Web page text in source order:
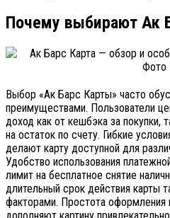
Почему выбирают Ак
Выбор «Ак Барс Карты» часто
преимуществами. Пользователи
доход как от кешбэка за покупки,
на остаток по счету. Гибкие
делают карту доступной для
Удобство использования
лимит на бесплатное снятие
длительный срок действия карты
факторами. Простота оформления